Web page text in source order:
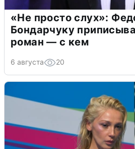
«Не просто слух»:
Бондарчуку
роман — с кем
6 августа 20